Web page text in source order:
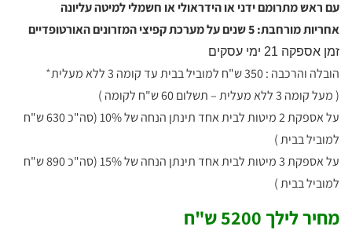
עם ראש מתרומם ידני או הידראולי או חשמלי למיטה עליונה
אחריות מורחבת: 5 שנים על מערכת קפיצי המזרונים האורטופדיים
זמן אספקה 21 ימי עסקים
הובלה והרכבה : 350 ש"ח למוביל בבית עד קומה 3 ללא מעלית
*
( מעל קומה 3 ללא מעלית – תשלום 60 ש"ח לקומה )
על אספקת 2 מיטות לבית אחד תינתן הנחה של 10% (סה"כ 630 ש"ח
למוביל בבית )
על אספקת 3 מיטות לבית אחד תינתן הנחה של 15% (סה"כ 890 ש"ח
למוביל בבית )
מחיר לילך 5200 ש"ח